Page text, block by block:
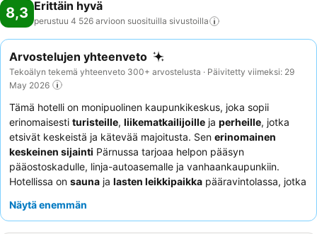
8,3 Erittäin hyvä
perustuu 4 526 arvioon suosituilla sivustoilla
Arvostelujen yhteenveto
Tekoälyn tekemä yhteenveto 300+ arvostelusta · Päivitetty viimeksi: 29
May 2026
Tämä hotelli on monipuolinen kaupunkikeskus, joka sopii
erinomaisesti turisteille, liikematkailijoille ja perheille, jotka
etsivät keskeistä ja kätevää majoitusta. Sen erinomainen
keskeinen sijainti Pärnussa tarjoaa helpon pääsyn
pääostoskadulle, linja-autoasemalle ja vanhaankaupunkiin.
Hotellissa on sauna ja lasten leikkipaikka pääravintolassa, jotka
Asiakkaat kehuvat jatkuvasti
Näytä enemmän